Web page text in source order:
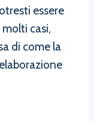
essere
casi,
di come la